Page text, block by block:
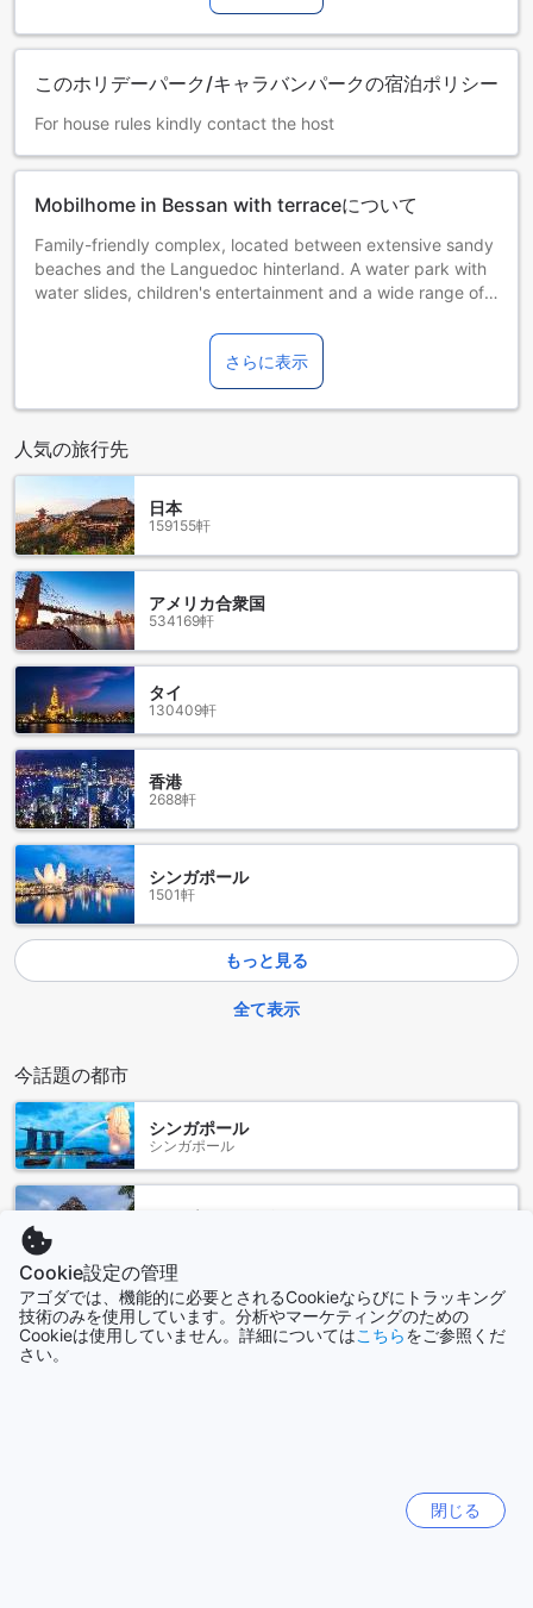
このホリデーパーク/キャラバンパークの宿泊ポリシー
For house rules kindly contact the host
Mobilhome in Bessan with terraceについて
Family-friendly complex, located between extensive sandy
beaches and the Languedoc hinterland. A water park with
water slides, children's entertainment and a wide range of
addition to the animation taking place, artists who offer you
a varied entertainment program entertain you weekly. The
restaurant treats you to Mediterranean dishes in the shade
of tall pine trees, and the restaurant's themed evenings,
such as karaoke or country, ensure a varied holiday. Only a
few kilometers from Cap d'Adge, this complex offers a
good starting point for a varied holiday. The primarily
agricultural town is known for its charming old town, among
other things. Also just a few kilometers away, one of the
largest amusement parks in France with over 80 attractions
is located on seven hectares. There is fun and
entertainment for the whole family. We also recommend a
trip to the picturesque alleys on the volcanic mountain
Mont St. Loup. About Belvilla At Belvilla, you experience
holidays exactly the way you want. Choose from an
extensive range of holiday homes, apartments and caravan
parks from Europe to Florida. From a cabin by the
Norwegian fjord to an exclusive villa on the Côte d'Azur,
and from an apartment in Rome to a country estate in
Tuscany. At Belvilla you will find the perfect holiday home
for an unforgettable time with your family, partner or
friends. You will also find holiday homes for larger groups,
spread across various regions in Europe. Belvilla offers a
wide variety of holiday homes: small and cosy with a sauna
or spacious with an outdoor pool, roof terrace and
numerous bedrooms. At Belvilla, for example, you can
choose from holiday homes in prime locations, with luxury
amenities and homes particularly suitable for families. Of
course, many holiday homes also have a space reserved
cities such as Venice or Rome, dreamy holiday homes in top
locations and spacious holiday homes with unique
furnishings. Besides holiday homes by the sea, Belvilla also
offers holiday homes with swimming pool and/or wellness
facilities.
さらに表示
人気の旅行先
日本
159155軒
アメリカ合衆国
534169軒
タイ
130409軒
香港
2688軒
シンガポール
1501軒
もっと見る
全て表示
今話題の都市
シンガポール
シンガポール
ジョグジャカルタ
香港
香港
Cookie設定の管理
アゴダでは、機能的に必要とされるCookieならびにトラッキング
技術のみを使用しています。分析やマーケティングのための
Cookieは使用していません。詳細についてはこちらをご参照くだ
さい。
閉じる